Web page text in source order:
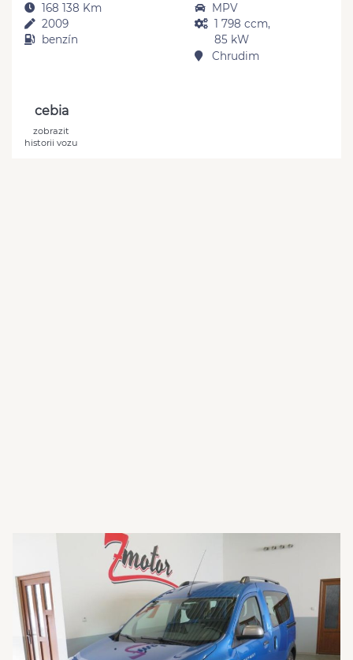
168 138 Km
2009
benzín
MPV
1 798 ccm,
85 kW
Chrudim
cebia
zobrazit
historii vozu